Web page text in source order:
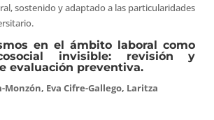
sostenido y adaptado a las particularidades
en el ámbito laboral como
invisible: revisión y
evaluación preventiva.
Monzón, Eva Cifre-Gallego, Laritza